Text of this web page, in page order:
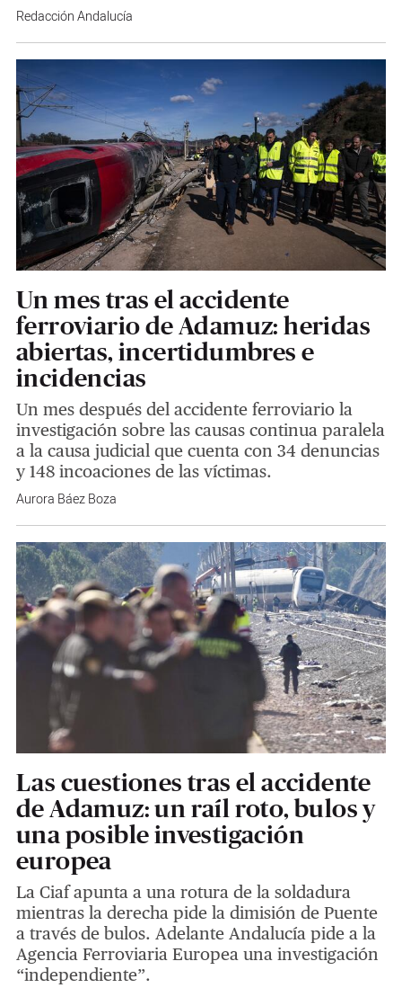
Redacción Andalucía
Un mes tras el accidente
ferroviario de Adamuz: heridas
abiertas, incertidumbres e
incidencias
Un mes después del accidente ferroviario la
investigación sobre las causas continua paralela
a la causa judicial que cuenta con 34 denuncias
y 148 incoaciones de las víctimas.
Aurora Báez Boza
Las cuestiones tras el accidente
de Adamuz: un raíl roto, bulos y
una posible investigación
europea
La Ciaf apunta a una rotura de la soldadura
mientras la derecha pide la dimisión de Puente
a través de bulos. Adelante Andalucía pide a la
Agencia Ferroviaria Europea una investigación
“independiente”.